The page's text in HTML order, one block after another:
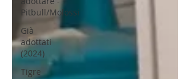
Pitbull/Molossi
Già
adottati
(2024)
Tigre